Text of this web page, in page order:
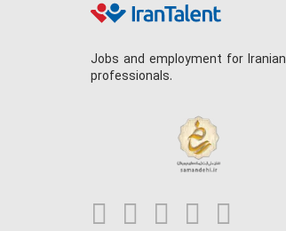
Jobs and employment for Iranian
professionals.